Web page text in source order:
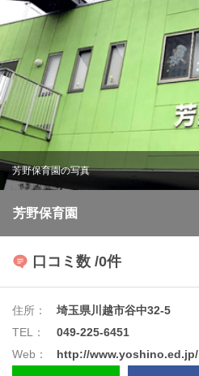
芳野保育園の写真
芳野保育園
口コミ数 /0件
住所：
埼玉県川越市谷中32-5
TEL：
049-225-6451
Web：
http://www.yoshino.ed.jp/